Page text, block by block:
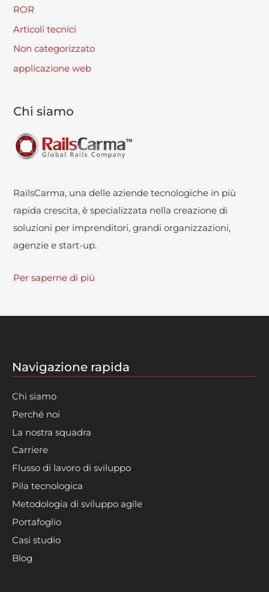
ROR
Articoli tecnici
Non categorizzato
applicazione web
Chi siamo
RailsCarma, una delle aziende tecnologiche in più
rapida crescita, è specializzata nella creazione di
soluzioni per imprenditori, grandi organizzazioni,
agenzie e start-up.
Per saperne di più
Navigazione rapida
Chi siamo
Perché noi
La nostra squadra
Carriere
Flusso di lavoro di sviluppo
Pila tecnologica
Metodologia di sviluppo agile
Portafoglio
Casi studio
Blog